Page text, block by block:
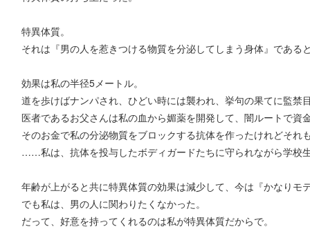
特異体質。
それは『男の人を惹きつける物質を分泌してしまう身体』である
効果は私の半径5メートル。
道を歩けばナンパされ、ひどい時には襲われ、挙句の果てに監禁
医者であるお父さんは私の血から媚薬を開発して、闇ルートで資
そのお金で私の分泌物質をブロックする抗体を作ったけれどそれ
……私は、抗体を投与したボディガードたちに守られながら学
年齢が上がると共に特異体質の効果は減少して、今は『かなりモ
でも私は、男の人に関わりたくなかった。
だって、好意を持ってくれるのは私が特異体質だからで。